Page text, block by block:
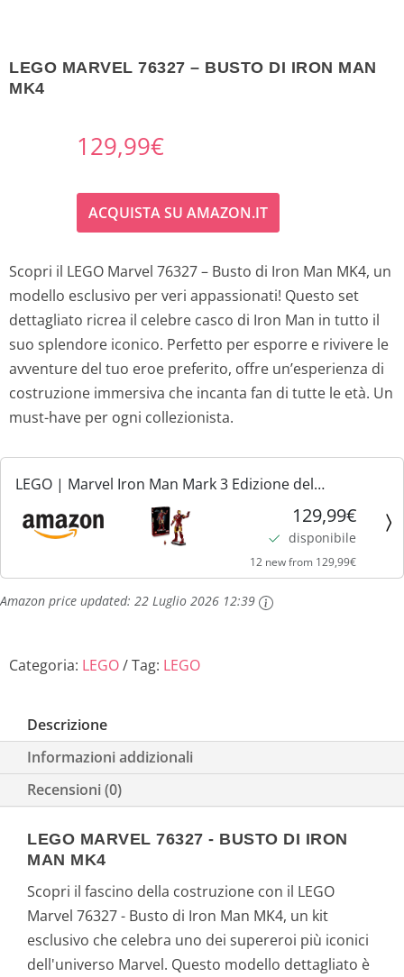
LEGO MARVEL 76327 – BUSTO DI IRON MAN
MK4
129,99€
ACQUISTA SU AMAZON.IT
Scopri il LEGO Marvel 76327 – Busto di Iron Man MK4, un
modello esclusivo per veri appassionati! Questo set
dettagliato ricrea il celebre casco di Iron Man in tutto il
suo splendore iconico. Perfetto per esporre e rivivere le
avventure del tuo eroe preferito, offre un’esperienza di
costruzione immersiva che incanta fan di tutte le età. Un
must-have per ogni collezionista.
LEGO | Marvel Iron Man Mark 3 Edizione del
Collezionista - Kit di Modellismo Action Figure
Avengers da Esposizione per Adulti - con Minifigure e
129,99€
disponibile
12 new from 129,99€
Amazon price updated: 22 Luglio 2026 12:39
Categoria: LEGO Tag: LEGO
Descrizione
Informazioni addizionali
Recensioni (0)
LEGO MARVEL 76327 - BUSTO DI IRON
MAN MK4
Scopri il fascino della costruzione con il LEGO
Marvel 76327 - Busto di Iron Man MK4, un kit
esclusivo che celebra uno dei supereroi più iconici
dell'universo Marvel. Questo modello dettagliato è